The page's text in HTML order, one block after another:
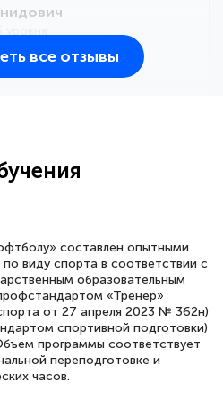
методических
Спасибо
уровня
все отзывы
составлен опытными
виду спорта в соответствии с
образовательным
«Тренер»
от 27 апреля 2023 № 362н)
спортивной подготовки)
программы соответствует
переподготовке и
часов.